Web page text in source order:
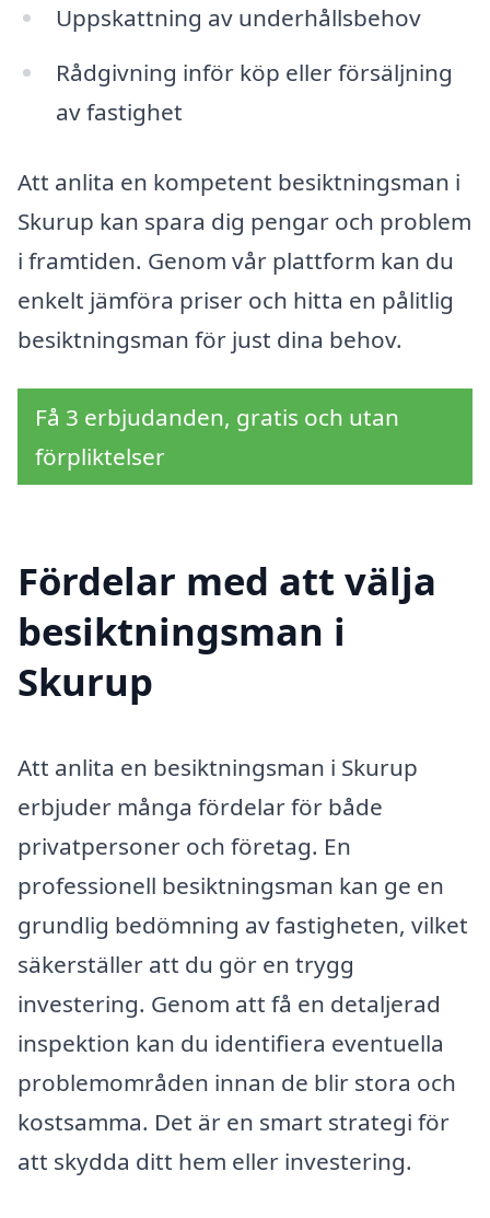
Uppskattning av underhållsbehov
Rådgivning inför köp eller försäljning
av fastighet
Att anlita en kompetent besiktningsman i
Skurup kan spara dig pengar och problem
i framtiden. Genom vår plattform kan du
enkelt jämföra priser och hitta en pålitlig
besiktningsman för just dina behov.
Få 3 erbjudanden, gratis och utan
förpliktelser
Fördelar med att välja
besiktningsman i
Skurup
Att anlita en besiktningsman i Skurup
erbjuder många fördelar för både
privatpersoner och företag. En
professionell besiktningsman kan ge en
grundlig bedömning av fastigheten, vilket
säkerställer att du gör en trygg
investering. Genom att få en detaljerad
inspektion kan du identifiera eventuella
problemområden innan de blir stora och
kostsamma. Det är en smart strategi för
att skydda ditt hem eller investering.